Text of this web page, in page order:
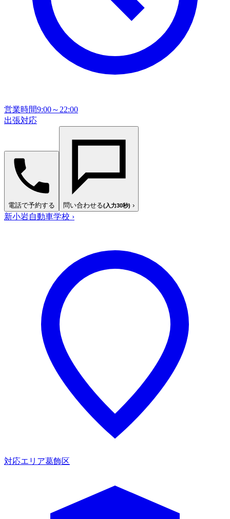
営業時間9:00～22:00
出張対応
電話で予約する 問い合わせる(入力30秒) ›
新小岩自動車学校 ›
対応エリア葛飾区